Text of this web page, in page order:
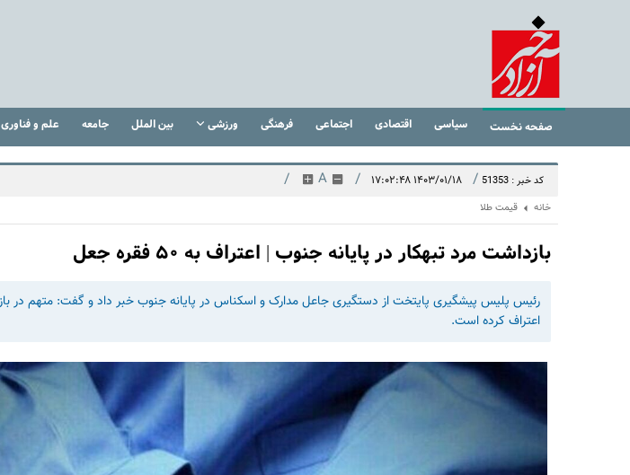
صفحه نخست سیاسی اقتصادی اجتماعی فرهنگی ورزشی بین الملل جامعه علم و فناوری
کد خبر : 51353 / ۱۴۰۳/۰۱/۱۸ ۱۷:۰۲:۴۸ /
A
/
خانه قیمت طلا
بازداشت مرد تبهکار در پایانه جنوب | اعتراف به ۵۰ فقره جعل
اعتراف کرده است.